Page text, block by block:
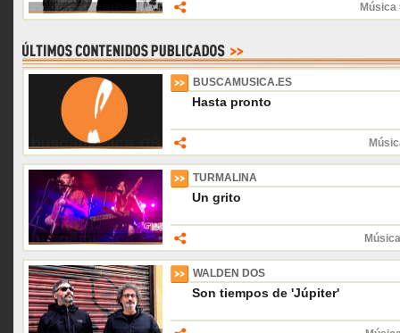
Música
BUSCAMUSICA.ES
Hasta pronto
TURMALINA
Un grito
WALDEN DOS
Son tiempos de 'Júpiter'